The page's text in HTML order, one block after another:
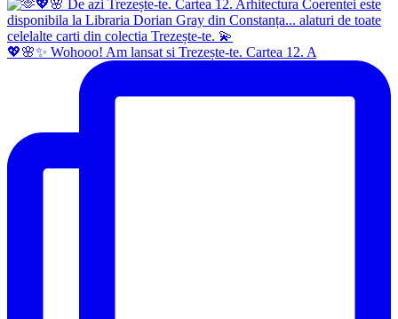
💖🌸✨ Wohooo! Am lansat si Trezește-te. Cartea 12. A